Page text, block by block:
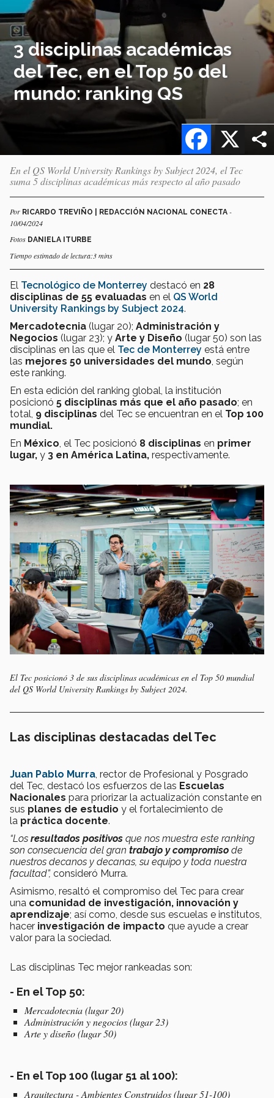
3 disciplinas académicas
del Tec, en el Top 50 del
mundo: ranking QS
X
Facebook
En el QS World University Rankings by Subject 2024, el Tec
suma 5 disciplinas académicas más respecto al año pasado
Por RICARDO TREVIÑO | REDACCIÓN NACIONAL CONECTA -
10/04/2024
Fotos DANIELA ITURBE
Tiempo estimado de lectura:3 mins
El Tecnológico de Monterrey destacó en 28
disciplinas de 55 evaluadas en el QS World
University Rankings by Subject 2024.
Mercadotecnia (lugar 20); Administración y
Negocios (lugar 23); y Arte y Diseño (lugar 50) son las
disciplinas en las que el Tec de Monterrey está entre
las mejores 50 universidades del mundo , según
este ranking.
En esta edición del ranking global, la institución
posicionó 5 disciplinas más que el año pasado; en
total, 9 disciplinas del Tec se encuentran en el Top 100
mundial.
En México , el Tec posicionó 8 disciplinas en primer
lugar, y 3 en América Latina, respectivamente.
El Tec posicionó 3 de sus disciplinas académicas en el Top 50 mundial
del QS World University Rankings by Subject 2024.
Las disciplinas destacadas del Tec
Juan Pablo Murra, rector de Profesional y Posgrado
del Tec, destacó los esfuerzos de las Escuelas
Nacionales para priorizar la actualización constante en
sus planes de estudio y el fortalecimiento de
la práctica docente.
“Los resultados positivos que nos muestra este ranking
son consecuencia del gran trabajo y compromiso de
nuestros decanos y decanas, su equipo y toda nuestra
facultad”, consideró Murra.
Asimismo, resaltó el compromiso del Tec para crear
una comunidad de investigación, innovación y
aprendizaje; así como, desde sus escuelas e institutos,
hacer investigación de impacto que ayude a crear
valor para la sociedad.
Las disciplinas Tec mejor rankeadas son:
- En el Top 50:
Mercadotecnia (lugar 20)
Administración y negocios (lugar 23)
Arte y diseño (lugar 50)
- En el Top 100 (lugar 51 al 100):
Arquitectura - Ambientes Construidos (lugar 51-100)